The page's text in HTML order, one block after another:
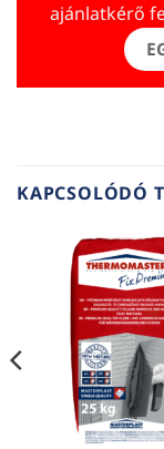
ajánlatkérő
KAPCSOLÓDÓ